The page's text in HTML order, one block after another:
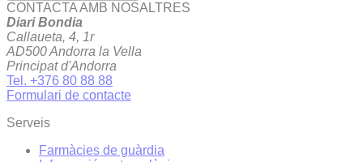
CONTACTA AMB NOSALTRES
Diari Bondia
Callaueta, 4, 1r
AD500 Andorra la Vella
Principat d'Andorra
Tel. +376 80 88 88
Formulari de contacte
Serveis
Farmàcies de guàrdia